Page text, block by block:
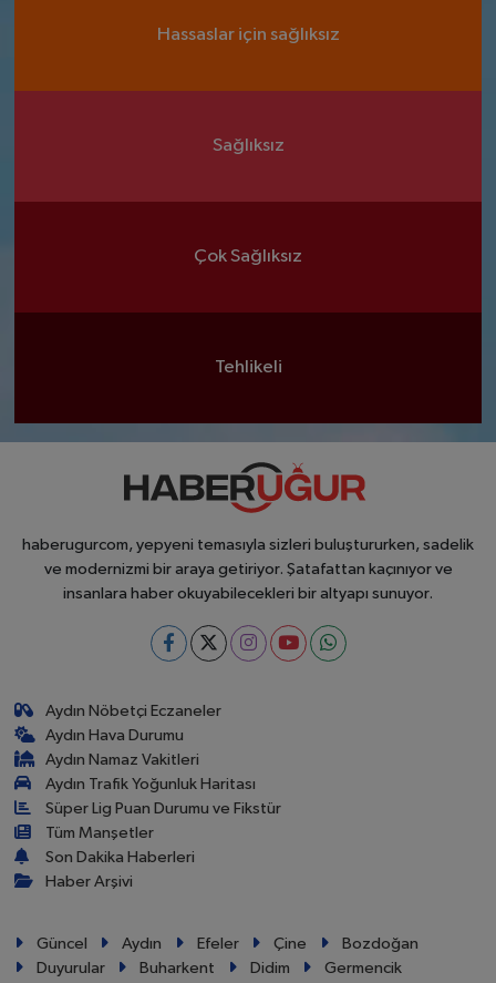
Hassaslar için sağlıksız
Sağlıksız
Çok Sağlıksız
Tehlikeli
haberugurcom, yepyeni temasıyla sizleri buluştururken, sadelik
ve modernizmi bir araya getiriyor. Şatafattan kaçınıyor ve
insanlara haber okuyabilecekleri bir altyapı sunuyor.
Aydın Nöbetçi Eczaneler
Aydın Hava Durumu
Aydın Namaz Vakitleri
Aydın Trafik Yoğunluk Haritası
Süper Lig Puan Durumu ve Fikstür
Tüm Manşetler
Son Dakika Haberleri
Haber Arşivi
Güncel Aydın Efeler Çine
Bozdoğan
Duyurular
Buharkent Didim Germencik